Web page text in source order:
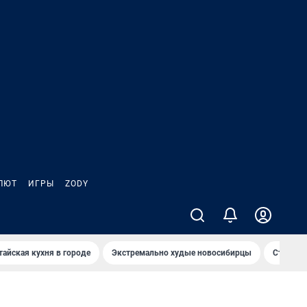
ИГРЫ ZODY
кухня в городе Экстремально худые новосибирцы Старт